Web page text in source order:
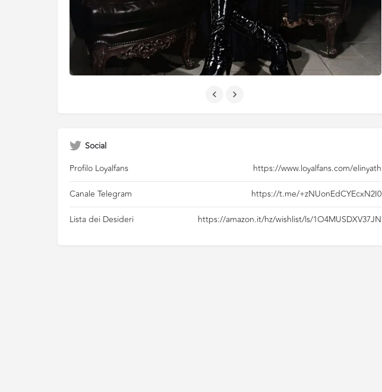
Social
Profilo Loyalfans
https://www.loyalfans.com/elinyath
Canale Telegram https://t.me/+zNUonEdCYEcxN2I0
Lista dei Desideri https://amazon.it/hz/wishlist/ls/1O4MUSDXV37JN